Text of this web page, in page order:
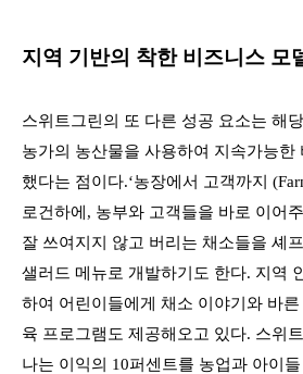
지역 기반의 착한 비즈니스 모
스위트그린의 또 다른 성공 요소는 해
농가의 농산물을 사용하여 지속가능한
했다는 점이다.‘농장에서 고객까지
로건하에, 농부와 고객들을 바로 이어
잘 쓰여지지 않고 버리는 채소들을 셰
샐러드 메뉴로 개발하기도 한다. 지역
하여 어린이들에게 채소 이야기와 바
육 프로그램도 제공해오고 있다. 스위
나는 이익의 10퍼센트를 농업과 아이